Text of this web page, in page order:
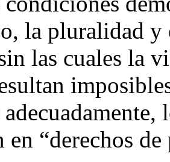
la pluralidad
las cuales la
“derechos de